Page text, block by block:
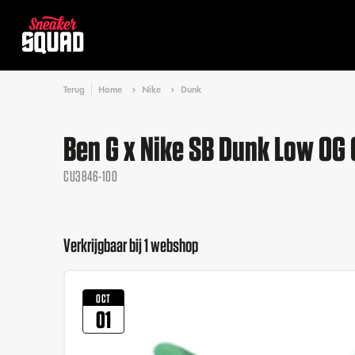
Terug Home Nike Dunk
Ben G x Nike SB Dunk Low OG
CU3846-100
Verkrijgbaar bij 1 webshop
OCT
01